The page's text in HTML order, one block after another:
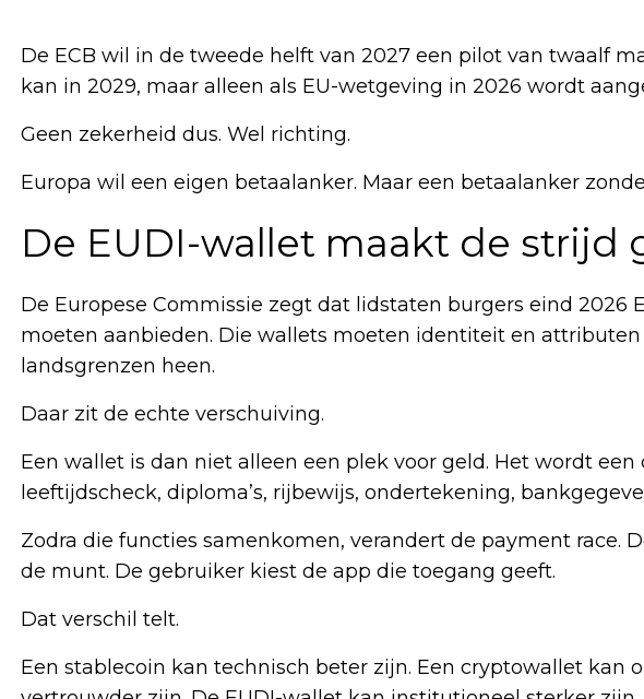
De ECB wil in de tweede helft van 2027 een pilot van twaalf
kan in 2029, maar alleen als EU-wetgeving in 2026 wordt
Geen zekerheid dus. Wel richting.
Europa wil een eigen betaalanker. Maar een betaalanker
De EUDI-wallet maakt de strijd
De Europese Commissie zegt dat lidstaten burgers eind 2026
moeten aanbieden. Die wallets moeten identiteit en
landsgrenzen heen.
Daar zit de echte verschuiving.
Een wallet is dan niet alleen een plek voor geld. Het wordt
leeftijdscheck, diploma’s, rijbewijs, ondertekening,
Zodra die functies samenkomen, verandert de payment race.
de munt. De gebruiker kiest de app die toegang geeft.
Dat verschil telt.
Een stablecoin kan technisch beter zijn. Een cryptowallet kan